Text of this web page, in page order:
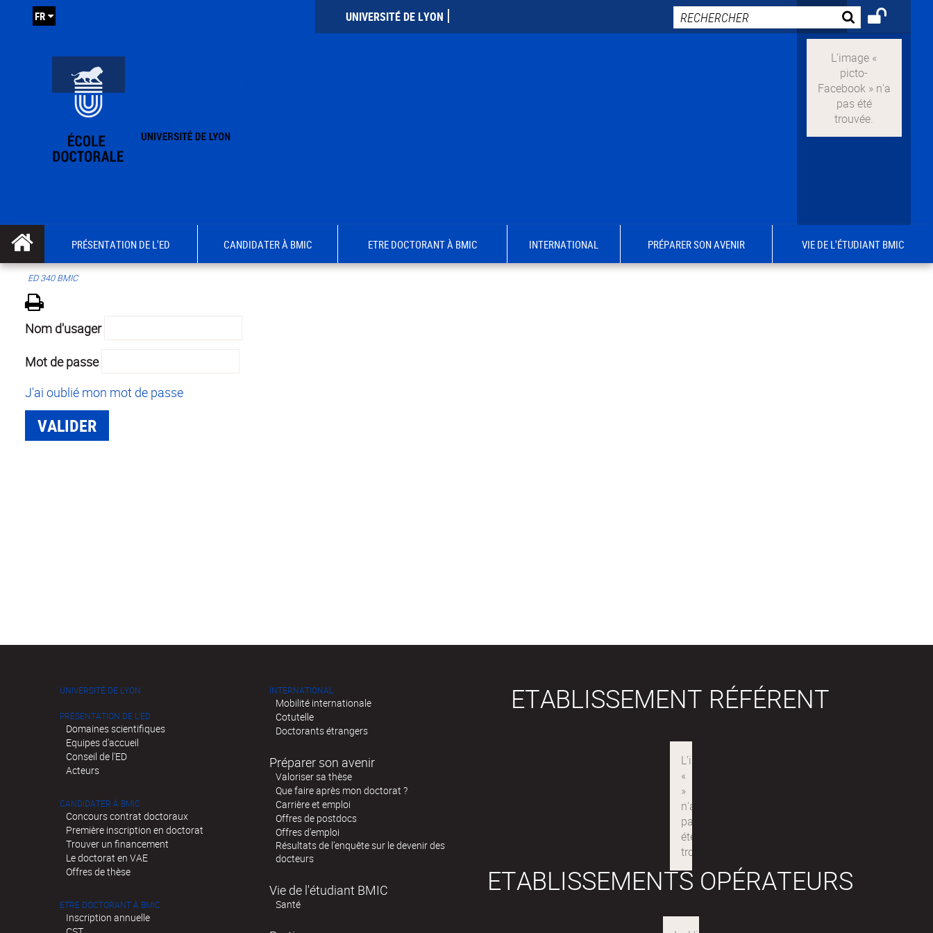
UNIVERSITÉ DE LYON
FR
PRÉSENTATION DE L'ED CANDIDATER À BMIC ETRE DOCTORANT À BMIC INTERNATIONAL PRÉPARER SON AVENIR VIE DE L'ÉTUDIANT BMIC
ED 340 BMIC
Nom d'usager
Mot de passe
J'ai oublié mon mot de passe
UNIVERSITÉ DE LYON
PRÉSENTATION DE L'ED
Domaines scientifiques
Equipes d'accueil
Conseil de l'ED
Acteurs
CANDIDATER À BMIC
Concours contrat doctoraux
Première inscription en doctorat
Trouver un financement
Le doctorat en VAE
Offres de thèse
ETRE DOCTORANT À BMIC
Inscription annuelle
INTERNATIONAL
Mobilité internationale
Cotutelle
Doctorants étrangers
Préparer son avenir
Valoriser sa thèse
Que faire après mon doctorat ?
Carrière et emploi
Offres de postdocs
Offres d’emploi
Résultats de l’enquête sur le devenir des
docteurs
Vie de l'étudiant BMIC
Santé
ETABLISSEMENT RÉFÉRENT
ETABLISSEMENTS OPÉRATEURS